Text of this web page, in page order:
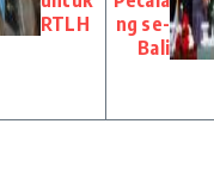
RTLH
ng se-
Bali